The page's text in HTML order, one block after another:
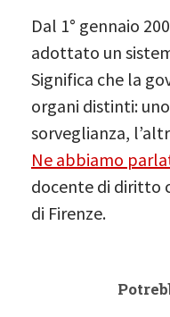
Dal 1° gennaio
adottato un
Significa che la
organi distinti:
sorveglianza,
Ne abbiamo
docente di diritto
di Firenze.